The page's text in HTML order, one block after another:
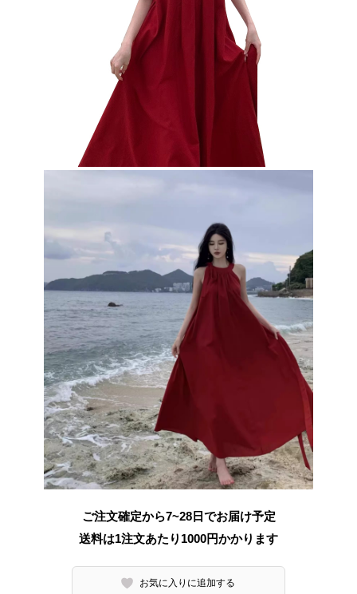
ご注文確定から7~28日でお届け予定
送料は1注文あたり 1000円かかります
お気に入りに追加する